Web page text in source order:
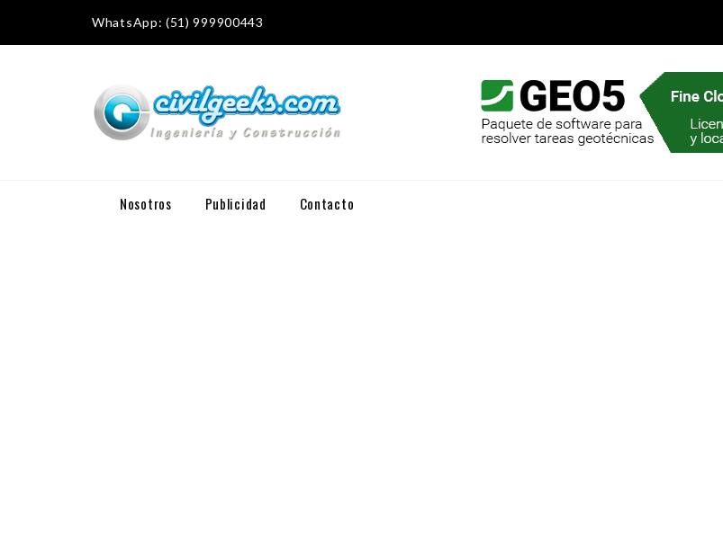
WhatsApp: (51) 999900443
Nosotros Publicidad Contacto